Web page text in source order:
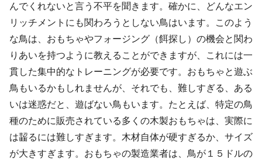
んでくれないと言う不平を聞きます。確かに、どんなエン
リッチメントにも関わろうとしない鳥はいます。このよう
な鳥は、おもちゃやフォージング（餌探し）の機会と関わ
りあいを持つように教えることができますが、これには一
貫した集中的なトレーニングが必要です。おもちゃと遊ぶ
鳥もいるかもしれませんが、それでも、難しすぎる、ある
いは迷惑だと、遊ばない鳥もいます。たとえば、特定の鳥
種のために販売されている多くの木製おもちゃは、実際に
は齧るには難しすぎます。木材自体が硬すぎるか、サイズ
が大きすぎます。おもちゃの製造業者は、鳥が１５ドルの